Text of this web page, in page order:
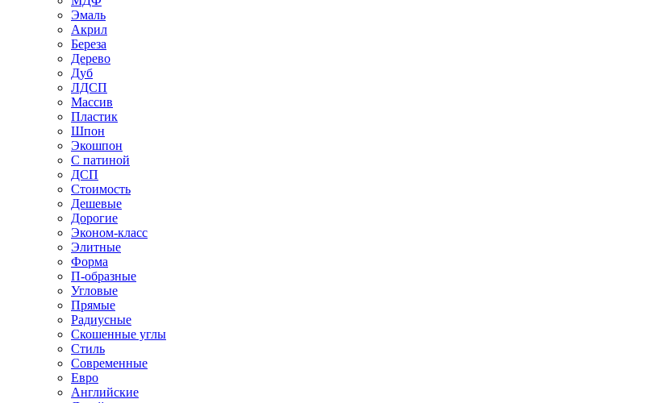
Эмаль
Акрил
Береза
Дерево
Дуб
ЛДСП
Массив
Пластик
Шпон
Экошпон
С патиной
ДСП
Стоимость
Дешевые
Дорогие
Эконом-класс
Элитные
Форма
П-образные
Угловые
Прямые
Радиусные
Скошенные углы
Стиль
Современные
Евро
Английские